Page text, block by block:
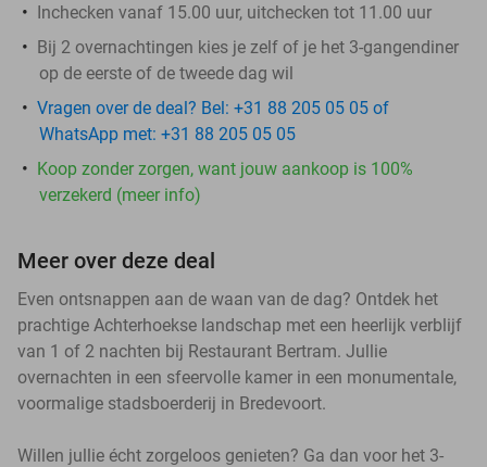
Inchecken vanaf 15.00 uur, uitchecken tot 11.00 uur
Bij 2 overnachtingen kies je zelf of je het 3-gangendiner
op de eerste of de tweede dag wil
Vragen over de deal? Bel: +31 88 205 05 05 of
WhatsApp met: +31 88 205 05 05
Koop zonder zorgen, want jouw aankoop is 100%
verzekerd (meer info)
Meer over deze deal
Even ontsnappen aan de waan van de dag? Ontdek het
prachtige Achterhoekse landschap met een heerlijk verblijf
van 1 of 2 nachten bij Restaurant Bertram. Jullie
overnachten in een sfeervolle kamer in een monumentale,
voormalige stadsboerderij in Bredevoort.
Willen jullie écht zorgeloos genieten? Ga dan voor het 3-